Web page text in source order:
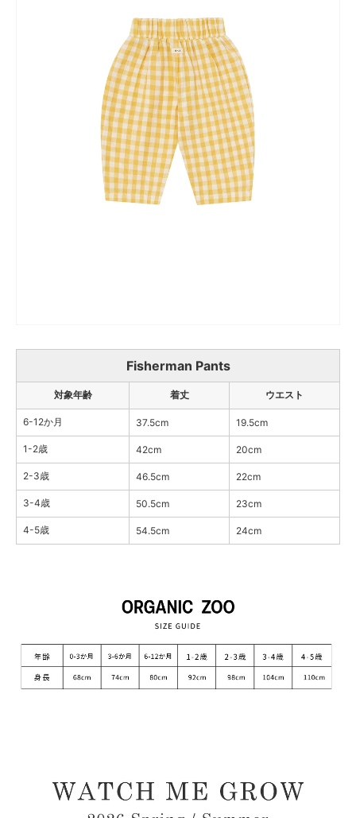
Fisherman Pants
対象年齢 着丈 ウエスト
6-12か月 37.5cm 19.5cm
1-2歳 42cm 20cm
2-3歳 46.5cm 22cm
3-4歳 50.5cm 23cm
4-5歳 54.5cm 24cm